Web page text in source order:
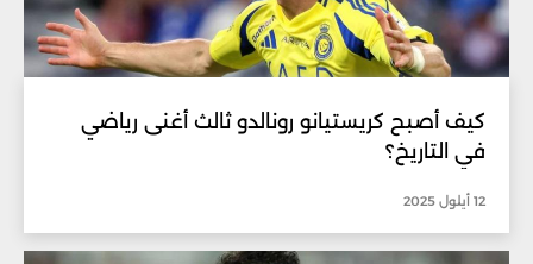
كيف أصبح كريستيانو رونالدو ثالث أغنى رياضي
في التاريخ؟
12 أيلول 2025